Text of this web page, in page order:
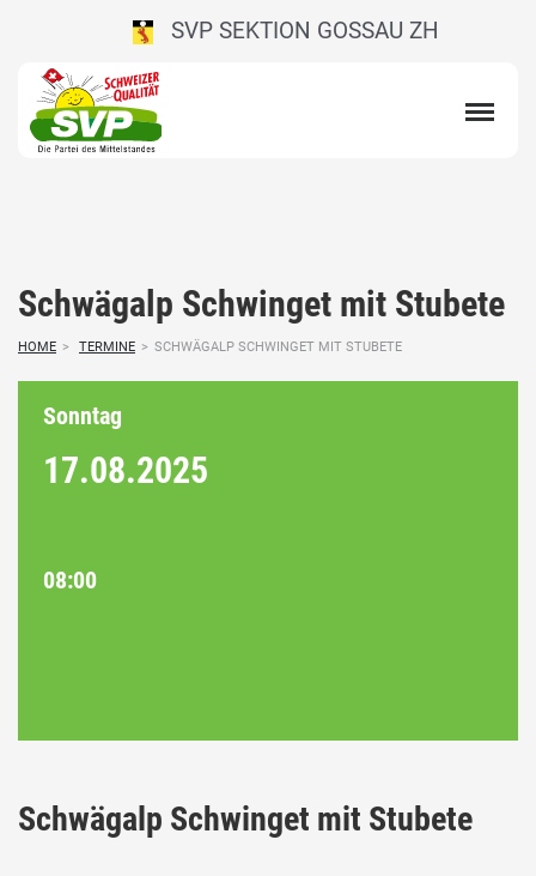
SVP SEKTION GOSSAU ZH
Schwägalp Schwinget mit Stubete
HOME > TERMINE > SCHWÄGALP SCHWINGET MIT STUBETE
Sonntag
17.08.2025
08:00
Schwägalp Schwinget mit Stubete